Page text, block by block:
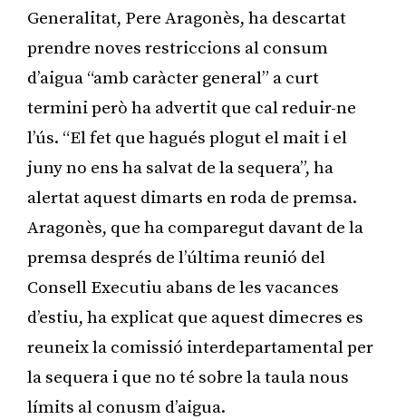
Generalitat, Pere Aragonès, ha descartat
prendre noves restriccions al consum
d’aigua “amb caràcter general” a curt
termini però ha advertit que cal reduir-ne
l’ús. “El fet que hagués plogut el mait i el
juny no ens ha salvat de la sequera”, ha
alertat aquest dimarts en roda de premsa.
Aragonès, que ha comparegut davant de la
premsa després de l’última reunió del
Consell Executiu abans de les vacances
d’estiu, ha explicat que aquest dimecres es
reuneix la comissió interdepartamental per
la sequera i que no té sobre la taula nous
límits al conusm d’aigua.